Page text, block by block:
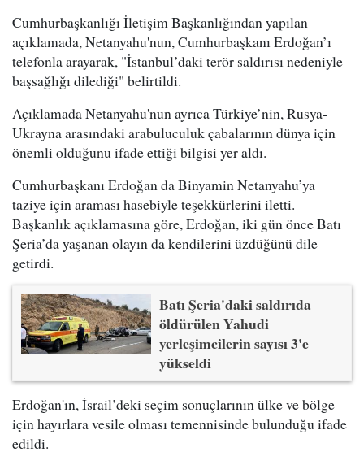
Cumhurbaşkanlığı İletişim Başkanlığından yapılan
açıklamada, Netanyahu'nun, Cumhurbaşkanı Erdoğan’ı
telefonla arayarak, "İstanbul’daki terör saldırısı nedeniyle
başsağlığı dilediği" belirtildi.
Açıklamada Netanyahu'nun ayrıca Türkiye’nin, Rusya-
Ukrayna arasındaki arabuluculuk çabalarının dünya için
önemli olduğunu ifade ettiği bilgisi yer aldı.
Cumhurbaşkanı Erdoğan da Binyamin Netanyahu’ya
taziye için araması hasebiyle teşekkürlerini iletti.
Başkanlık açıklamasına göre, Erdoğan, iki gün önce Batı
Şeria’da yaşanan olayın da kendilerini üzdüğünü dile
getirdi.
Batı Şeria'daki saldırıda
öldürülen Yahudi
yerleşimcilerin sayısı 3'e
yükseldi
Erdoğan'ın, İsrail’deki seçim sonuçlarının ülke ve bölge
için hayırlara vesile olması temennisinde bulunduğu ifade
edildi.